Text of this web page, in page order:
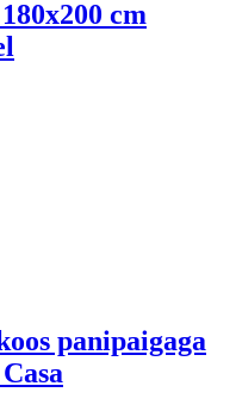
cm
panipaigaga